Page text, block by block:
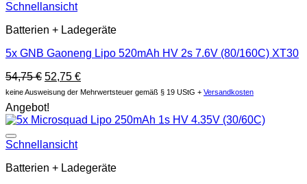
Schnellansicht
Batterien + Ladegeräte
5x GNB Gaoneng Lipo 520mAh HV 2s 7.6V (80/160C) XT30
54,75€ Ursprünglicher
Preis
war:
54,75 €
52,75 €Aktueller
Preis
52,75 €.
keine Ausweisung der Mehrwertsteuer gemäß § 19 UStG + Versandkosten
Angebot!
Schnellansicht
Batterien + Ladegeräte